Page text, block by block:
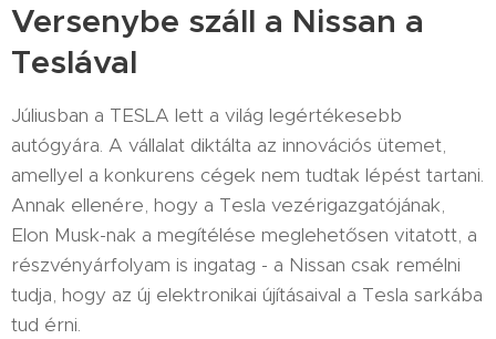
Versenybe száll a Nissan a
Teslával
Júliusban a TESLA lett a világ legértékesebb
autógyára. A vállalat diktálta az innovációs ütemet,
amellyel a konkurens cégek nem tudtak lépést tartani.
Annak ellenére, hogy a Tesla vezérigazgatójának,
Elon Musk-nak a megítélése meglehetősen vitatott, a
részvényárfolyam is ingatag - a Nissan csak remélni
tudja, hogy az új elektronikai újításaival a Tesla sarkába
tud érni.